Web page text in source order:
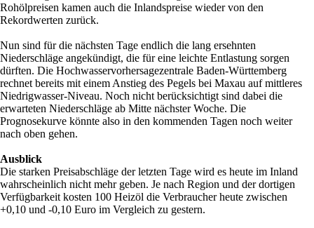
Rohölpreisen kamen auch die Inlandspreise wieder von den
Rekordwerten zurück.
Nun sind für die nächsten Tage endlich die lang ersehnten
Niederschläge angekündigt, die für eine leichte Entlastung sorgen
dürften. Die Hochwasservorhersagezentrale Baden-Württemberg
rechnet bereits mit einem Anstieg des Pegels bei Maxau auf mittleres
Niedrigwasser-Niveau. Noch nicht berücksichtigt sind dabei die
erwarteten Niederschläge ab Mitte nächster Woche. Die
Prognosekurve könnte also in den kommenden Tagen noch weiter
nach oben gehen.
Ausblick
Die starken Preisabschläge der letzten Tage wird es heute im Inland
wahrscheinlich nicht mehr geben. Je nach Region und der dortigen
Verfügbarkeit kosten 100 Heizöl die Verbraucher heute zwischen
+0,10 und -0,10 Euro im Vergleich zu gestern.